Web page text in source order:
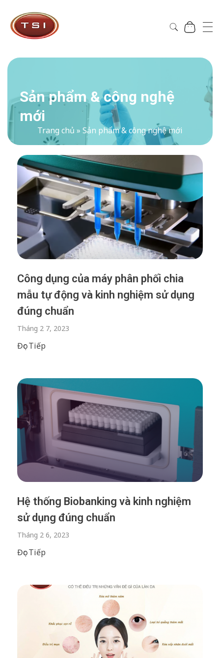
Trang chủ » Sản phẩm & công nghệ mới
Sản phẩm & công nghệ
mới
Công dụng của máy phân phối chia
mẫu tự động và kinh nghiệm sử dụng
đúng chuẩn
Tháng 2 7, 2023
Đọc Tiếp
Hệ thống Biobanking và kinh nghiệm
sử dụng đúng chuẩn
Tháng 2 6, 2023
Đọc Tiếp